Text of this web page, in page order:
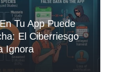
Tu App Puede
El Ciberriesgo
Ignora